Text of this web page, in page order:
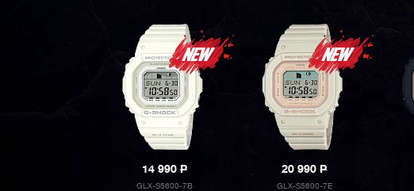
14 990P
GLX-S5600-7B
20 990P
GLX-S5600-7E